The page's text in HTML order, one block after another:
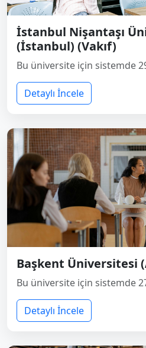
İstanbul Nişantaşı
(İstanbul) (Vakıf)
Bu üniversite için sistemde
Detaylı İncele
Başkent Üniversitesi
Bu üniversite için sistemde
Detaylı İncele